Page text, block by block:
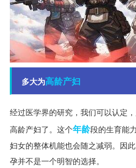
多大为高龄产妇
经过医学界的研究，我们可以认定
高龄产妇了。这个年龄段的生育能
妇女的整体机能也会随之减弱。因
孕并不是一个明智的选择。